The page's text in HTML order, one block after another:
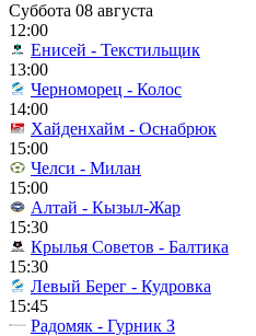
Суббота 08 августа
12:00
Енисей - Текстильщик
13:00
Черноморец - Колос
14:00
Хайденхайм - Оснабрюк
15:00
Челси - Милан
15:00
Алтай - Кызыл-Жар
15:30
Крылья Советов - Балтика
15:30
Левый Берег - Кудровка
15:45
Радомяк - Гурник З